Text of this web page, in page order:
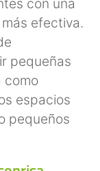
con una
efectiva.
pequeñas
como
espacios
pequeños